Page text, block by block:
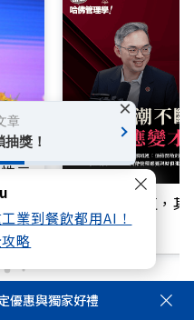
業到餐飲都用AI！
略
二
來
EMBA的價值，
立即收聽
優惠與獨家好禮
章
獎！
×